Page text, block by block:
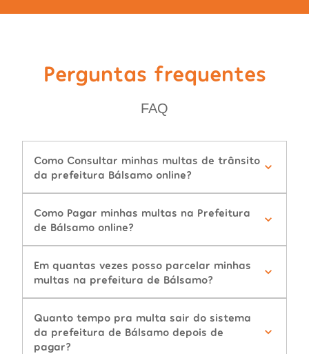
Perguntas frequentes
FAQ
Como Consultar minhas multas de trânsito
da prefeitura Bálsamo online?
Como Pagar minhas multas na Prefeitura
de Bálsamo online?
Em quantas vezes posso parcelar minhas
multas na prefeitura de Bálsamo?
Quanto tempo pra multa sair do sistema
da prefeitura de Bálsamo depois de
pagar?